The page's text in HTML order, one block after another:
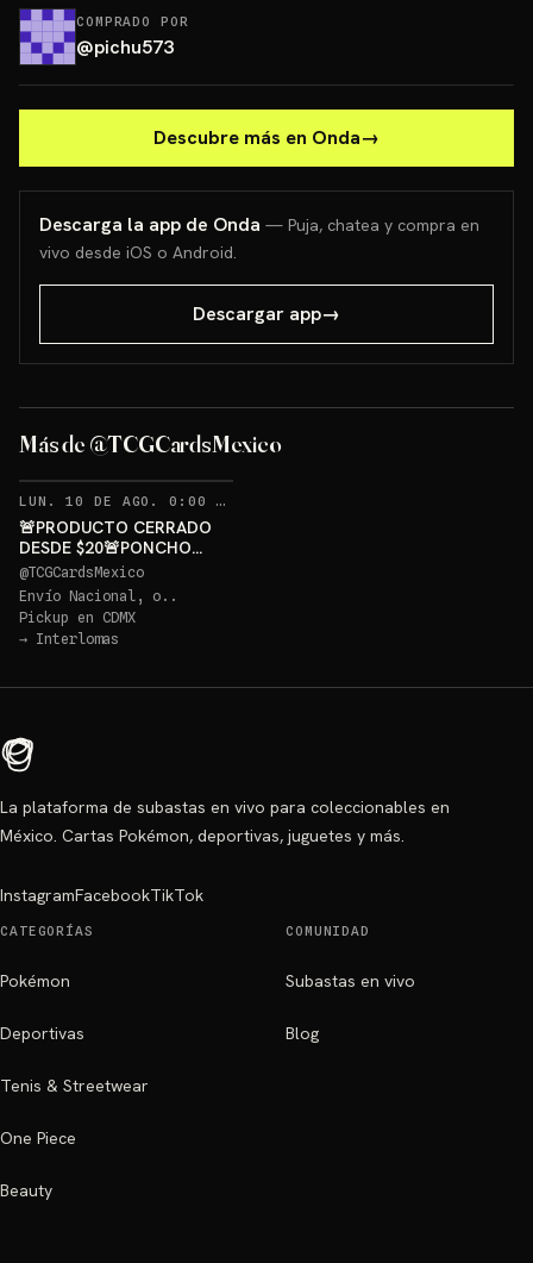
COMPRADO POR
@pichu573
Descubre más en Onda→
Descarga la app de Onda — Puja, chatea y compra en
vivo desde iOS o Android.
Descargar app→
Más de @TCGCardsMexico
PONCHO PIKACHU PSA 10
Sorteo: PONCHO PIKACHU PSA 10 GRATIS→
LUN. 10 DE AGO. 0:00 AM
🚨PRODUCTO CERRADO
DESDE $20🚨PONCHO
PIKACHU PSA 10 GRATIS
@TCGCardsMexico
Envío Nacional, o..
Pickup en CDMX
→ Interlomas
La plataforma de subastas en vivo para coleccionables en
México. Cartas Pokémon, deportivas, juguetes y más.
InstagramFacebookTikTok
CATEGORÍAS
Pokémon
Deportivas
Tenis & Streetwear
One Piece
Beauty
COMUNIDAD
Subastas en vivo
Blog